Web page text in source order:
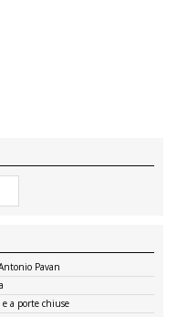
Pavan
e a porte chiuse